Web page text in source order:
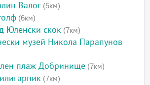
Валог (5км)
(6км)
Юленски скок (7км)
музей Никола Парапунов
плаж Добринище (7км)
(7км)